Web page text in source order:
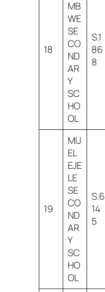
18
MB
WE
SE
CO
ND
AR
Y
SC
HO
OL
S.1
86
8
19
MIJ
EL
EJE
LE
SE
CO
ND
AR
Y
SC
HO
OL
S.6
14
5